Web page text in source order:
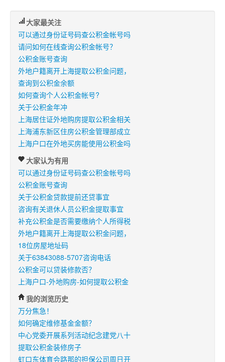
大家最关注
可以通过身份证号码查公积金帐号吗
请问如何在线查询公积金帐号？
公积金账号查询
外地户籍离开上海提取公积金问题，
查询到公积金余额
如何查询个人公积金帐号?
关于公积金年冲
上海居住证外地购房提取公积金相关
上海浦东新区住房公积金管理部成立
上海户口在外地买房能使用公积金吗
大家认为有用
可以通过身份证号码查公积金帐号吗
公积金账号查询
关于公积金贷款提前还贷事宜
咨询有关退休人员公积金提取事宜
补充公积金是否需要缴纳个人所得税
外地户籍离开上海提取公积金问题，
18位房屋地址码
关于63843088-5707咨询电话
公积金可以贷装修款否？
上海户口-外地购房-如何提取公积金
我的浏览历史
万分焦急！
如何确定维修基金金额？
中心党委开展系列活动纪念建党八十
提取公积金装修房子
虹口东体育会路那的担保公司周日开